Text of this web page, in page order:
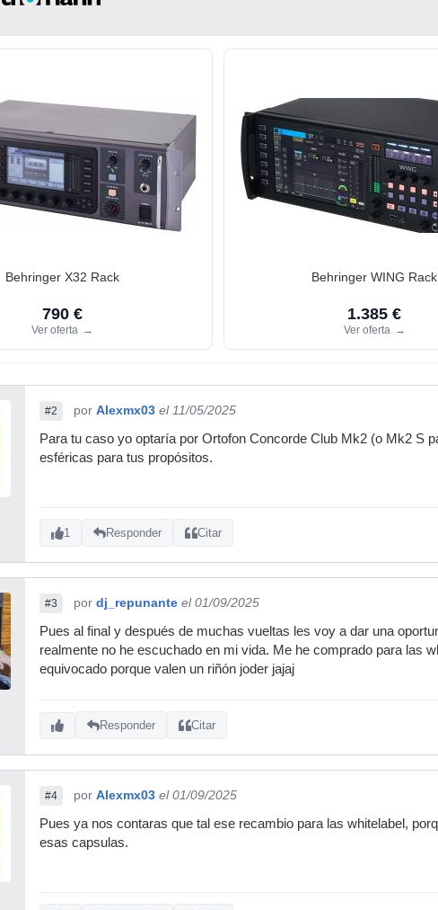
Behringer X32 Rack
790 €
Ver oferta →
Behringer WING Rack
1.385 €
Ver oferta →
#2 por Alexmx03 el 11/05/2025
Para tu caso yo optaría por Ortofon Concorde Club Mk2 (o Mk2 S
esféricas para tus propósitos.
1 Responder Citar
#3 por dj_repunante el 01/09/2025
Pues al final y después de muchas vueltas les voy a dar una
realmente no he escuchado en mi vida. Me he comprado para las
equivocado porque valen un riñón joder jajaj
Responder Citar
#4 por Alexmx03 el 01/09/2025
Pues ya nos contaras que tal ese recambio para las whitelabel,
esas capsulas.